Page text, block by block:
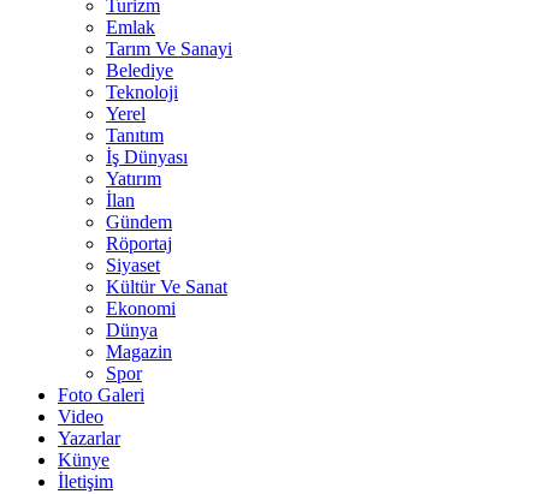
Turizm
Emlak
Tarım Ve Sanayi
Belediye
Teknoloji
Yerel
Tanıtım
İş Dünyası
Yatırım
İlan
Gündem
Röportaj
Siyaset
Kültür Ve Sanat
Ekonomi
Dünya
Magazin
Spor
Foto Galeri
Video
Yazarlar
Künye
İletişim